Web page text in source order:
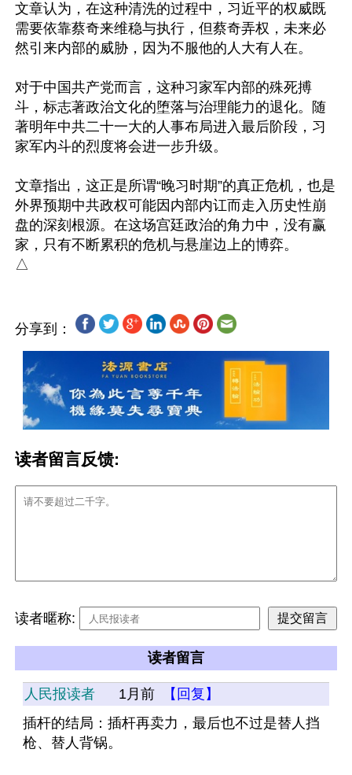
文章认为，在这种清洗的过程中，习近平的权威既
需要依靠蔡奇来维稳与执行，但蔡奇弄权，未来必
然引来内部的威胁，因为不服他的人大有人在。
对于中国共产党而言，这种习家军内部的殊死搏
斗，标志著政治文化的堕落与治理能力的退化。随
著明年中共二十一大的人事布局进入最后阶段，习
家军内斗的烈度将会进一步升级。
文章指出，这正是所谓“晚习时期”的真正危机，也是
外界预期中共政权可能因内部内讧而走入历史性崩
盘的深刻根源。在这场宫廷政治的角力中，没有赢
家，只有不断累积的危机与悬崖边上的博弈。
分享到：
读者留言反馈:
读者暱称:
读者留言
人民报读者 1月前
【回复】
插杆的结局：插杆再卖力，最后也不过是替人挡
枪、替人背锅。